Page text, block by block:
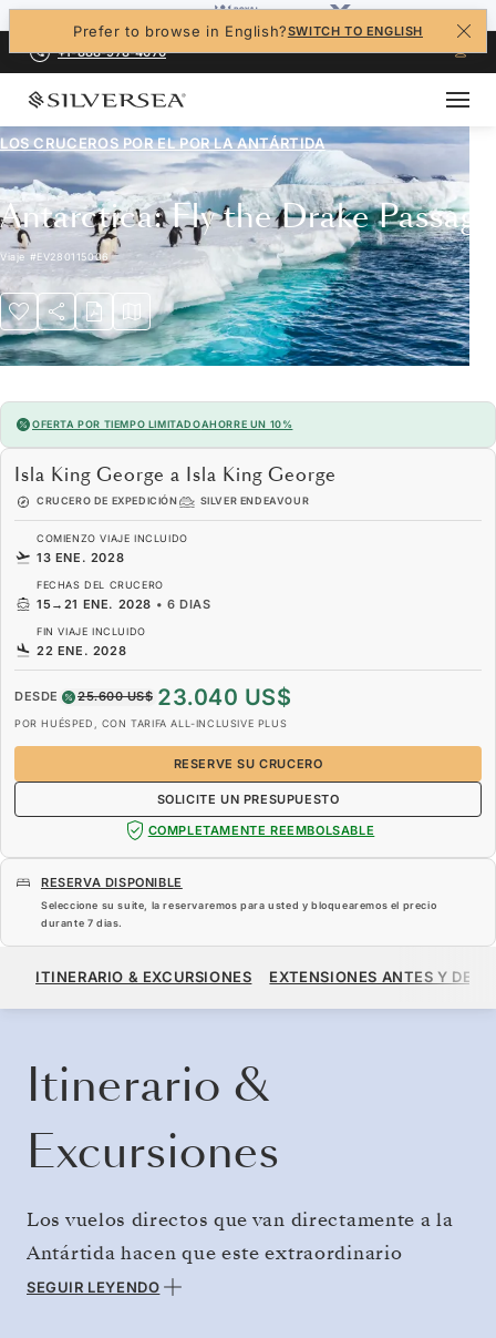
Prefer to browse in English?SWITCH TO ENGLISH
+1-888-978-4070
LOS CRUCEROS POR ELPOR LA ANTÁRTIDA
Antarctica: Fly the Drake Passage
Viaje #EV280115006
OFERTA POR TIEMPO LIMITADOAHORRE UN 10%
Isla King George a Isla King George
CRUCERO DE EXPEDICIÓN SILVER ENDEAVOUR
COMIENZO VIAJE INCLUIDO
13 ENE. 2028
FECHAS DEL CRUCERO
15→ 21 ENE. 2028 • 6 DIAS
FIN VIAJE INCLUIDO
22 ENE. 2028
DESDE 25.600 US$ 23.040 US$
POR HUÉSPED, CON TARIFA ALL-INCLUSIVE PLUS
RESERVE SU CRUCERO
SOLICITE UN PRESUPUESTO
COMPLETAMENTE REEMBOLSABLE
RESERVA DISPONIBLE
Seleccione su suite, la reservaremos para usted y bloquearemos el precio
durante 7 dias.
23.040 US$
ITINERARIO & EXCURSIONES EXTENSIONES ANTES Y
Itinerario &
Excursiones
Los vuelos directos que van directamente a la
Antártida hacen que este extraordinario
continente esté más cerca que nunca, ya que
SEGUIR LEYENDO